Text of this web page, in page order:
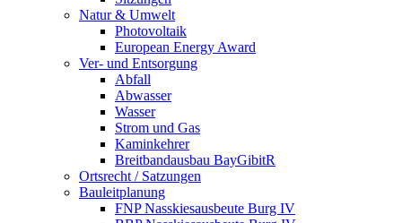
Natur & Umwelt
Photovoltaik
European Energy Award
Ver- und Entsorgung
Abfall
Abwasser
Wasser
Strom und Gas
Kaminkehrer
Breitbandausbau BayGibitR
Ortsrecht / Satzungen
Bauleitplanung
FNP Nasskiesausbeute Burg IV